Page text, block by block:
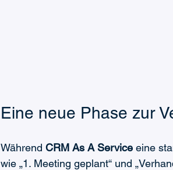
Eine neue Phase zur
Während CRM As A Service eine
wie „1. Meeting geplant“ und